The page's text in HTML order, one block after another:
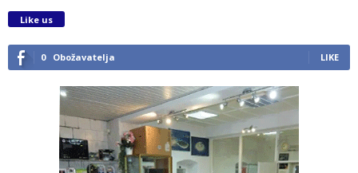
Like us
0 Obožavatelja LIKE